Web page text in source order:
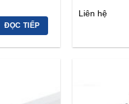
ĐỌC TIẾP
Liên hệ